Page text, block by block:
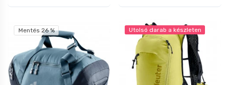
Mentés 26 % Utolsó darab a készleten